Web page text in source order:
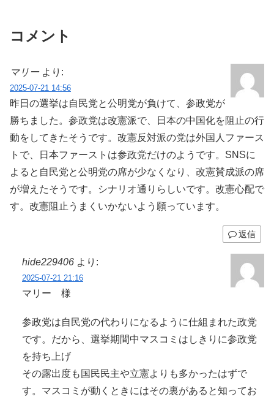
コメント
マリー より:
2025-07-21 14:56
昨日の選挙は自民党と公明党が負けて、参政党が
勝ちました。参政党は改憲派で、日本の中国化を阻止の行
動をしてきたそうです。改憲反対派の党は外国人ファース
トで、日本ファーストは参政党だけのようです。SNSに
よると自民党と公明党の席が少なくなり、改憲賛成派の席
が増えたそうです。シナリオ通りらしいです。改憲心配で
す。改憲阻止うまくいかないよう願っています。
返信
hide229406 より:
2025-07-21 21:16
マリー 様
参政党は自民党の代わりになるように仕組まれた政党
です。だから、選挙期間中マスコミはしきりに参政党
を持ち上げ
その露出度も国民民主や立憲よりも多かったはずで
す。マスコミが動くときにはその裏があると知ってお